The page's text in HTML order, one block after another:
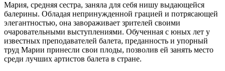
Мария, средняя сестра, заняла для себя нишу выдающейся
балерины. Обладая непринужденной грацией и потрясающей
элегантностью, она завораживает зрителей своими
очаровательными выступлениями. Обученная с юных лет у
известных преподавателей балета, преданность и упорный
труд Марии принесли свои плоды, позволив ей занять место
среди лучших артистов балета в стране.